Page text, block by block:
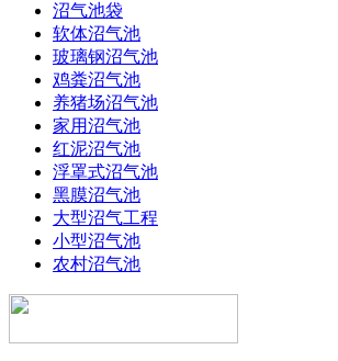
沼气池袋
软体沼气池
玻璃钢沼气池
鸡粪沼气池
养猪场沼气池
家用沼气池
红泥沼气池
浮罩式沼气池
黑膜沼气池
大型沼气工程
小型沼气池
农村沼气池